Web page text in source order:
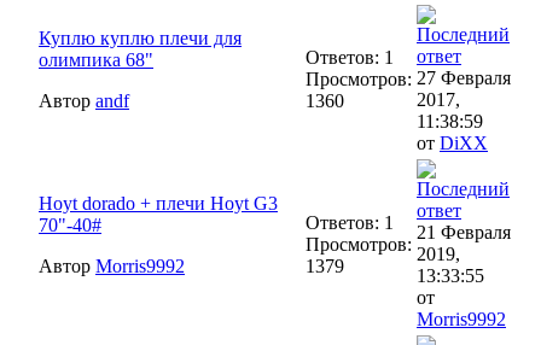
Куплю куплю плечи для
олимпика 68"
Автор andf
Ответов: 1
Просмотров:
1360
27 Февраля
2017,
11:38:59
от DiXX
Hoyt dorado + плечи Hoyt G3
70"-40#
Автор Morris9992
Ответов: 1
Просмотров:
1379
21 Февраля
2019,
13:33:55
от
Morris9992